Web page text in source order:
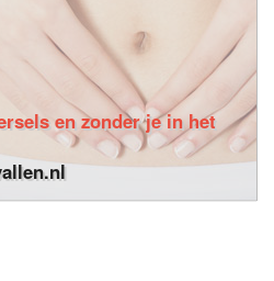
en zonder je in het